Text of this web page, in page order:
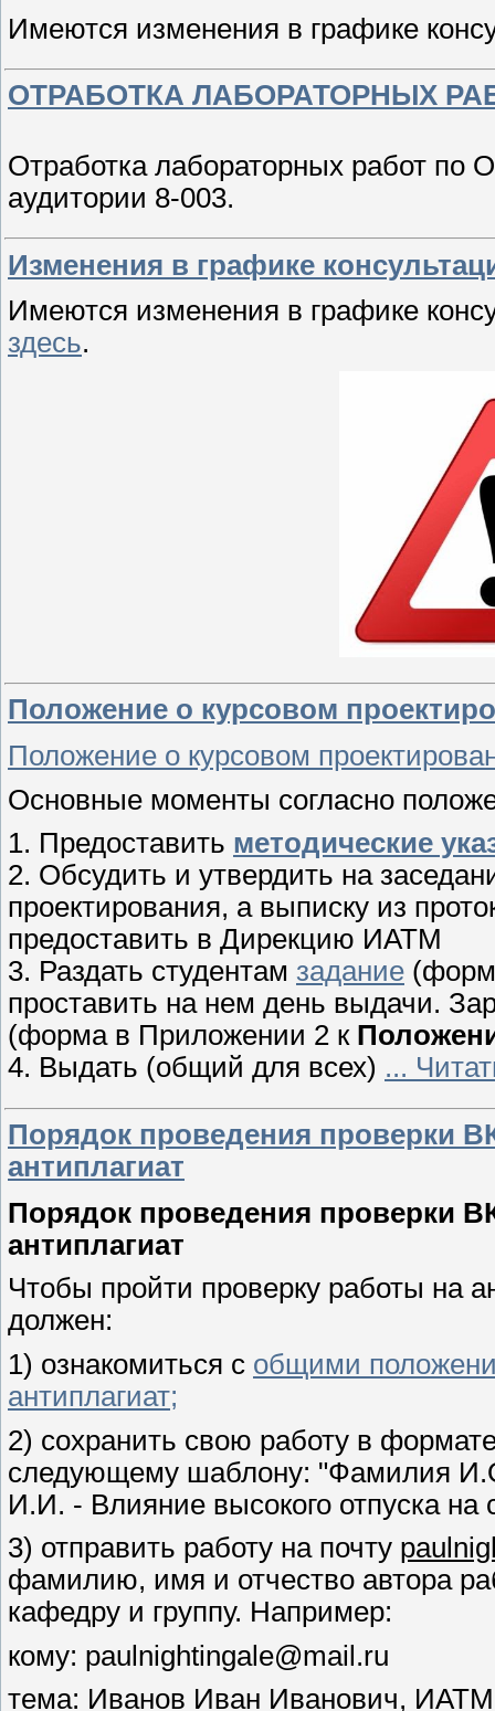
Имеются изменения в графике
ОТРАБОТКА ЛАБОРАТОРНЫХ
Отработка лабораторных работ по
аудитории 8-003.
Изменения в графике
Имеются изменения в графике
здесь.
Положение о курсовом
Положение о курсовом
Основные моменты согласно
1. Предоставить методические
2. Обсудить и утвердить на
проектирования, а выписку из
предоставить в Дирекцию ИАТМ
3. Раздать студентам задание
проставить на нем день выдачи.
(форма в Приложении 2 к
4. Выдать (общий для всех) ...
Порядок проведения проверки
антиплагиат
Порядок проведения проверки
антиплагиат
Чтобы пройти проверку работы на
должен:
1) ознакомиться с общими
антиплагиат;
2) сохранить свою работу в
следующему шаблону: "Фамилия
И.И. - Влияние высокого отпуска на
3) отправить работу на почту
фамилию, имя и отчество автора
кафедру и группу. Например:
кому: paulnightingale@mail.ru
тема: Иванов Иван Иванович,